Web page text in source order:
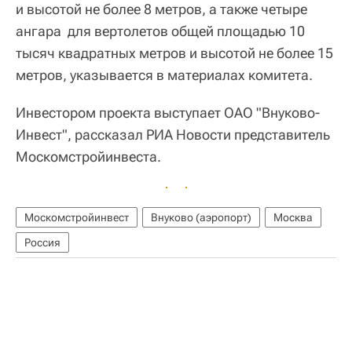
и высотой не более 8 метров, а также четыре
ангара для вертолетов общей площадью 10
тысяч квадратных метров и высотой не более 15
метров, указывается в материалах комитета.
Инвестором проекта выступает ОАО "Внуково-
Инвест", рассказал РИА Новости представитель
Москомстройинвеста.
Москомстройинвест Внуково (аэропорт)
Москва
Россия